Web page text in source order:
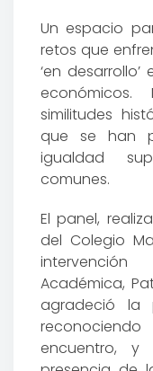
Un espacio
retos que
‘en
económicos.
similitudes
que se han
igualdad
comunes.
El panel,
del Colegio
Académica,
agradeció la
encuentro, y